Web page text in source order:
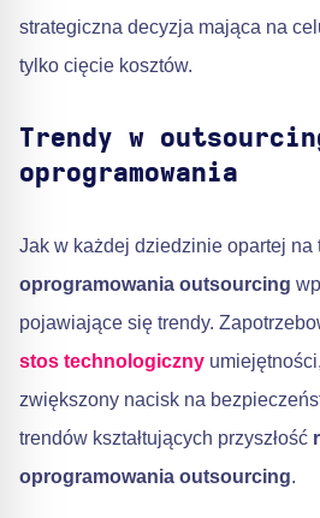
strategiczna decyzja mająca na
tylko cięcie kosztów.
Trendy w
oprogramowania
Jak w każdej dziedzinie opartej na
oprogramowania outsourcing
pojawiające się trendy.
stos technologiczny umiejętności,
zwiększony nacisk na
trendów kształtujących przyszłość
oprogramowania outsourcing.